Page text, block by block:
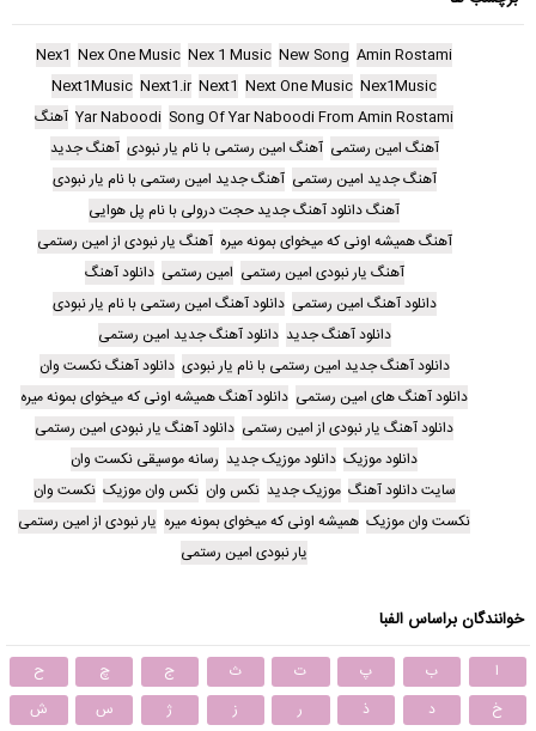
Amin Rostami
New Song
Nex 1 Music
Nex One Music
Nex1
Nex1Music
Next One Music
Next1
Next1.ir
Next1Music
Song Of Yar Naboodi From Amin Rostami
Yar Naboodi آهنگ
آهنگ امین رستمی آهنگ امین رستمی با نام یار نبودی آهنگ جدید
آهنگ جدید امین رستمی آهنگ جدید امین رستمی با نام یار نبودی
آهنگ دانلود آهنگ جدید حجت درولی با نام پل هوایی
آهنگ همیشه اونی که میخوای بمونه میره آهنگ یار نبودی از امین رستمی
آهنگ یار نبودی امین رستمی امین رستمی دانلود آهنگ
دانلود آهنگ امین رستمی دانلود آهنگ امین رستمی با نام یار نبودی
دانلود آهنگ جدید دانلود آهنگ جدید امین رستمی
دانلود آهنگ جدید امین رستمی با نام یار نبودی دانلود آهنگ نکست وان
دانلود آهنگ های امین رستمی دانلود آهنگ همیشه اونی که میخوای بمونه میره
دانلود آهنگ یار نبودی از امین رستمی دانلود آهنگ یار نبودی امین رستمی
دانلود موزیک دانلود موزیک جدید رسانه موسیقی نکست وان
سایت دانلود آهنگ موزیک جدید نکس وان نکس وان موزیک نکست وان
نکست وان موزیک همیشه اونی که میخوای بمونه میره یار نبودی از امین رستمی
یار نبودی امین رستمی
خوانندگان براساس الفبا
ا ب پ ت ث ج چ
ح
خ
د ذ ر ز ژ س
ش